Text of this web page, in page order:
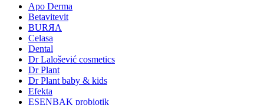
Apo Derma
Betavitevit
BURЯA
Celasa
Dental
Dr Lalošević cosmetics
Dr Plant
Dr Plant baby & kids
Efekta
ESENBAK probiotik